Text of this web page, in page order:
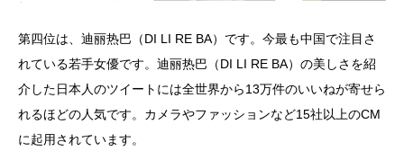
第四位は、迪丽热巴（DI LI RE BA）です。今最も中国で注目さ
れている若手女優です。迪丽热巴（DI LI RE BA）の美しさを紹
介した日本人のツイートには全世界から13万件のいいねが寄せら
れるほどの人気です。カメラやファッションなど15社以上のCM
に起用されています。